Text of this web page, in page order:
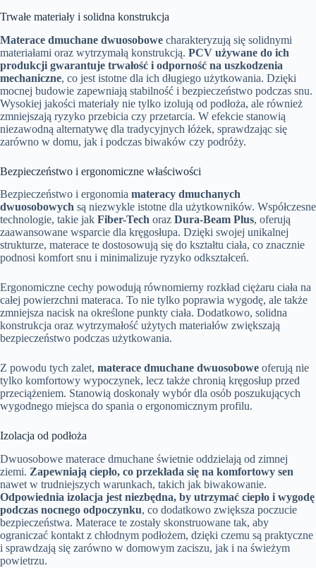
Trwałe materiały i solidna konstrukcja
Materace dmuchane dwuosobowe charakteryzują się solidnymi
materiałami oraz wytrzymałą konstrukcją. PCV używane do ich
produkcji gwarantuje trwałość i odporność na uszkodzenia
mechaniczne, co jest istotne dla ich długiego użytkowania. Dzięki
mocnej budowie zapewniają stabilność i bezpieczeństwo podczas snu.
Wysokiej jakości materiały nie tylko izolują od podłoża, ale również
zmniejszają ryzyko przebicia czy przetarcia. W efekcie stanowią
niezawodną alternatywę dla tradycyjnych łóżek, sprawdzając się
zarówno w domu, jak i podczas biwaków czy podróży.
Bezpieczeństwo i ergonomiczne właściwości
Bezpieczeństwo i ergonomia materacy dmuchanych
dwuosobowych są niezwykle istotne dla użytkowników. Współczesne
technologie, takie jak Fiber-Tech oraz Dura-Beam Plus, oferują
zaawansowane wsparcie dla kręgosłupa. Dzięki swojej unikalnej
strukturze, materace te dostosowują się do kształtu ciała, co znacznie
podnosi komfort snu i minimalizuje ryzyko odkształceń.
Ergonomiczne cechy powodują równomierny rozkład ciężaru ciała na
całej powierzchni materaca. To nie tylko poprawia wygodę, ale także
zmniejsza nacisk na określone punkty ciała. Dodatkowo, solidna
konstrukcja oraz wytrzymałość użytych materiałów zwiększają
bezpieczeństwo podczas użytkowania.
Z powodu tych zalet, materace dmuchane dwuosobowe oferują nie
tylko komfortowy wypoczynek, lecz także chronią kręgosłup przed
przeciążeniem. Stanowią doskonały wybór dla osób poszukujących
wygodnego miejsca do spania o ergonomicznym profilu.
Izolacja od podłoża
Dwuosobowe materace dmuchane świetnie oddzielają od zimnej
ziemi. Zapewniają ciepło, co przekłada się na komfortowy sen
nawet w trudniejszych warunkach, takich jak biwakowanie.
Odpowiednia izolacja jest niezbędna, by utrzymać ciepło i wygodę
podczas nocnego odpoczynku, co dodatkowo zwiększa poczucie
bezpieczeństwa. Materace te zostały skonstruowane tak, aby
ograniczać kontakt z chłodnym podłożem, dzięki czemu są praktyczne
i sprawdzają się zarówno w domowym zaciszu, jak i na świeżym
powietrzu.